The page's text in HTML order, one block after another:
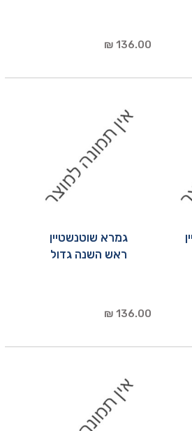
136.00 ₪
גמרא שוטנשטיין
ראש השנה גדול
136.00 ₪